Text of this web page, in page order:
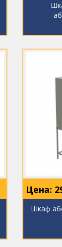
Цена:
Шкаф